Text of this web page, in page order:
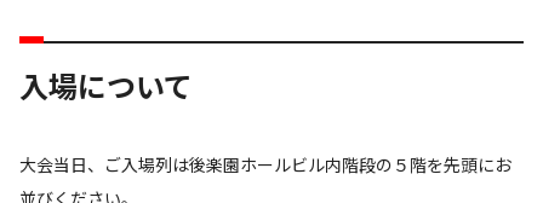
入場について
大会当日、ご入場列は後楽園ホールビル内階段の５階を先頭にお
並びください。